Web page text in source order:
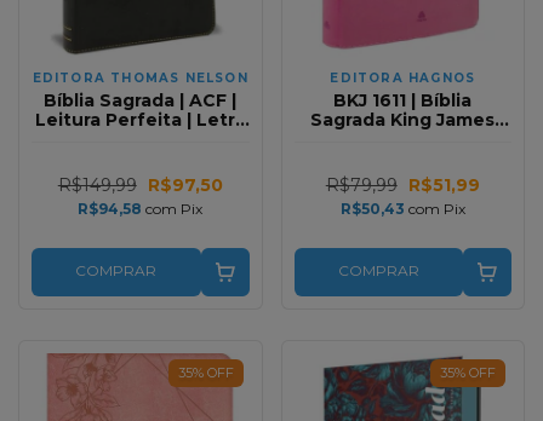
EDITORA THOMAS NELSON
Bíblia Sagrada | ACF |
Leitura Perfeita | Letra
R$149,99 R$97,50
R$94,58com Pix
COMPRAR
EDITORA HAGNOS
BKJ 1611 | Bíblia
Sagrada King James
R$79,99 R$51,99
R$50,43 com Pix
COMPRAR
35% OFF 35% OFF